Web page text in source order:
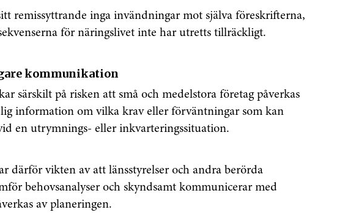
remissyttrande inga invändningar mot själva föreskrifterna,
för näringslivet inte har utretts tillräckligt.
kommunikation
särskilt på risken att små och medelstora företag påverkas
information om vilka krav eller förväntningar som kan
en utrymnings- eller inkvarteringssituation.
därför vikten av att länsstyrelser och andra berörda
behovsanalyser och skyndsamt kommunicerar med
av planeringen.